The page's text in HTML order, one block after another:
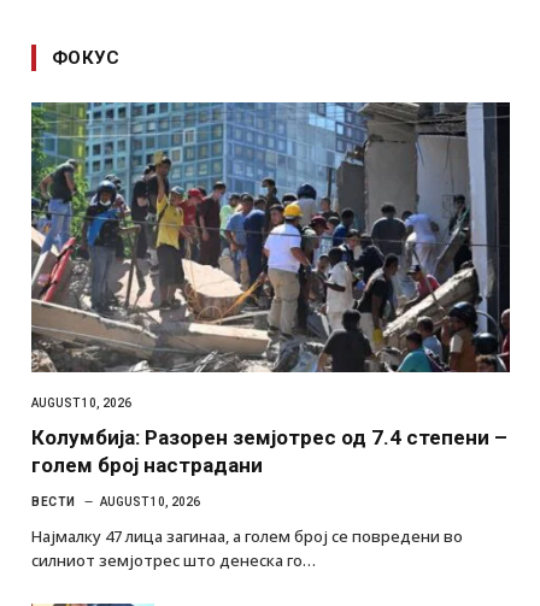
ФОКУС
AUGUST 10, 2026
Колумбија: Разорен земјотрес од 7.4 степени –
голем број настрадани
ВЕСТИ AUGUST 10, 2026
Најмалку 47 лица загинаа, а голем број се повредени во
силниот земјотрес што денеска го…